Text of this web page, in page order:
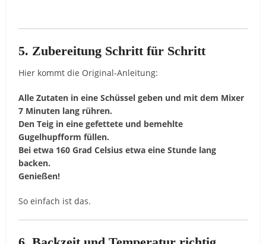
5. Zubereitung Schritt für Schritt
Hier kommt die Original-Anleitung:
Alle Zutaten in eine Schüssel geben und mit dem Mixer
7 Minuten lang rühren.
Den Teig in eine gefettete und bemehlte
Gugelhupfform füllen.
Bei etwa 160 Grad Celsius etwa eine Stunde lang
backen.
Genießen!
So einfach ist das.